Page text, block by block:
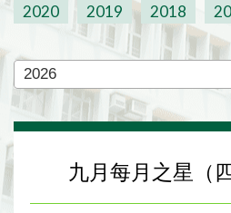
2020
2019 2018
九月每月之星（